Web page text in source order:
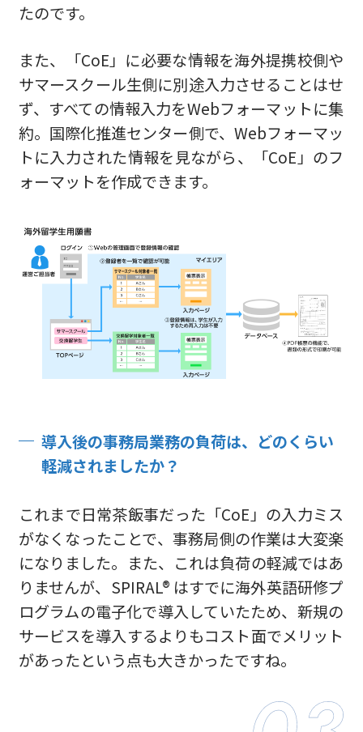
たのです。
また、「CoE」に必要な情報を海外提携校側や
サマースクール生側に別途入力させることはせ
ず、すべての情報入力をWebフォーマットに集
約。国際化推進センター側で、Webフォーマッ
トに入力された情報を見ながら、「CoE」のフ
ォーマットを作成できます。
導入後の事務局業務の負荷は、どのくらい
軽減されましたか？
これまで日常茶飯事だった「CoE」の入力ミス
がなくなったことで、事務局側の作業は大変楽
になりました。また、これは負荷の軽減ではあ
りませんが、SPIRAL® はすでに海外英語研修プ
ログラムの電子化で導入していたため、新規の
サービスを導入するよりもコスト面でメリット
があったという点も大きかったですね。